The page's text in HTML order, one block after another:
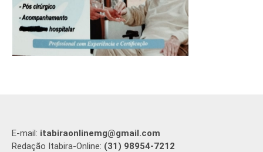
E-mail: itabiraonlinemg@gmail.com
Redação Itabira-Online: (31) 98954-7212